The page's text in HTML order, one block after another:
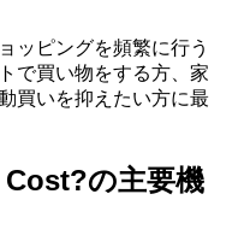
ッピングを頻繁に行う
で買い物をする方、家
買いを抑えたい方に最
の主要機